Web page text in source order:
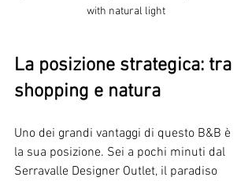
with natural light
La posizione strategica: tra
shopping e natura
Uno dei grandi vantaggi di questo B&B è
la sua posizione. Sei a pochi minuti dal
Serravalle Designer Outlet, il paradiso